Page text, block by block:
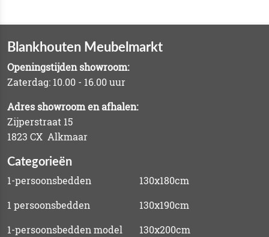
Blankhouten Meubelmarkt
Openingstijden showroom:
Zaterdag: 10.00 - 16.00 uur
Adres showroom en afhalen:
Zijperstraat 15
1823 CX Alkmaar
Categorieën
1-persoonsbedden
1 persoonsbedden
1-persoonsbedden model
130x180cm
130x190cm
130x200cm